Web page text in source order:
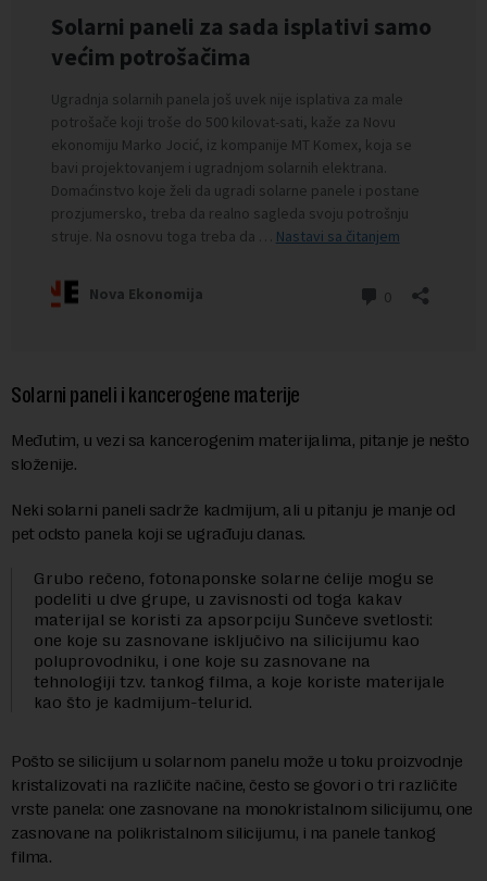
Solarni paneli i kancerogene materije
Međutim, u vezi sa kancerogenim materijalima, pitanje je nešto
složenije.
Neki solarni paneli sadrže kadmijum, ali u pitanju je manje od
pet odsto panela koji se ugrađuju danas.
Grubo rečeno, fotonaponske solarne ćelije mogu se
podeliti u dve grupe, u zavisnosti od toga kakav
materijal se koristi za apsorpciju Sunčeve svetlosti:
one koje su zasnovane isključivo na silicijumu kao
poluprovodniku, i one koje su zasnovane na
tehnologiji tzv. tankog filma, a koje koriste materijale
kao što je kadmijum-telurid.
Pošto se silicijum u solarnom panelu može u toku proizvodnje
kristalizovati na različite načine, često se govori o tri različite
vrste panela: one zasnovane na monokristalnom silicijumu, one
zasnovane na polikristalnom silicijumu, i na panele tankog
filma.